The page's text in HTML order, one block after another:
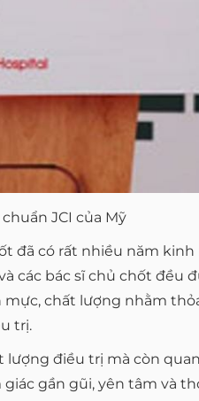
JCI của Mỹ
đã có rất nhiều năm
các bác sĩ chủ chốt đều
chất lượng nhằm
trị.
điều trị mà còn
gần gũi, yên tâm và